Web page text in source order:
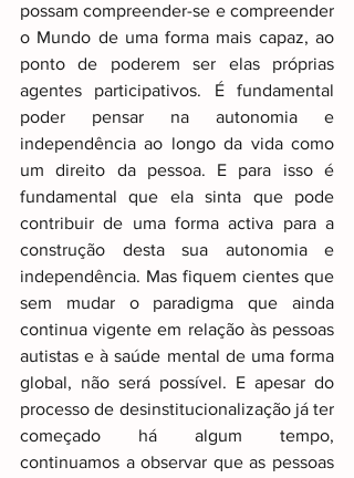
possam compreender-se e compreender
o Mundo de uma forma mais capaz, ao
ponto de poderem ser elas próprias
agentes participativos. É fundamental
poder pensar na autonomia e
independência ao longo da vida como
um direito da pessoa. E para isso é
fundamental que ela sinta que pode
contribuir de uma forma activa para a
construção desta sua autonomia e
independência. Mas fiquem cientes que
sem mudar o paradigma que ainda
continua vigente em relação às pessoas
autistas e à saúde mental de uma forma
global, não será possível. E apesar do
processo de desinstitucionalização já ter
começado há algum tempo,
continuamos a observar que as pessoas